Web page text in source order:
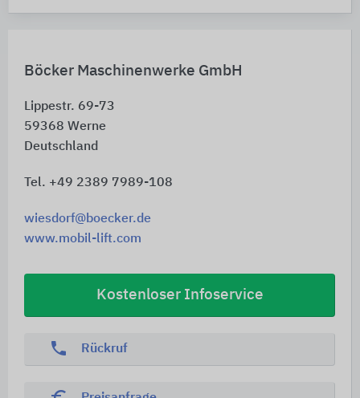
Böcker Maschinenwerke GmbH
Lippestr. 69-73
59368 Werne
Deutschland
Tel. +49 2389 7989-108
wiesdorf@boecker.de
www.mobil-lift.com
Kostenloser Infoservice
phone Rückruf